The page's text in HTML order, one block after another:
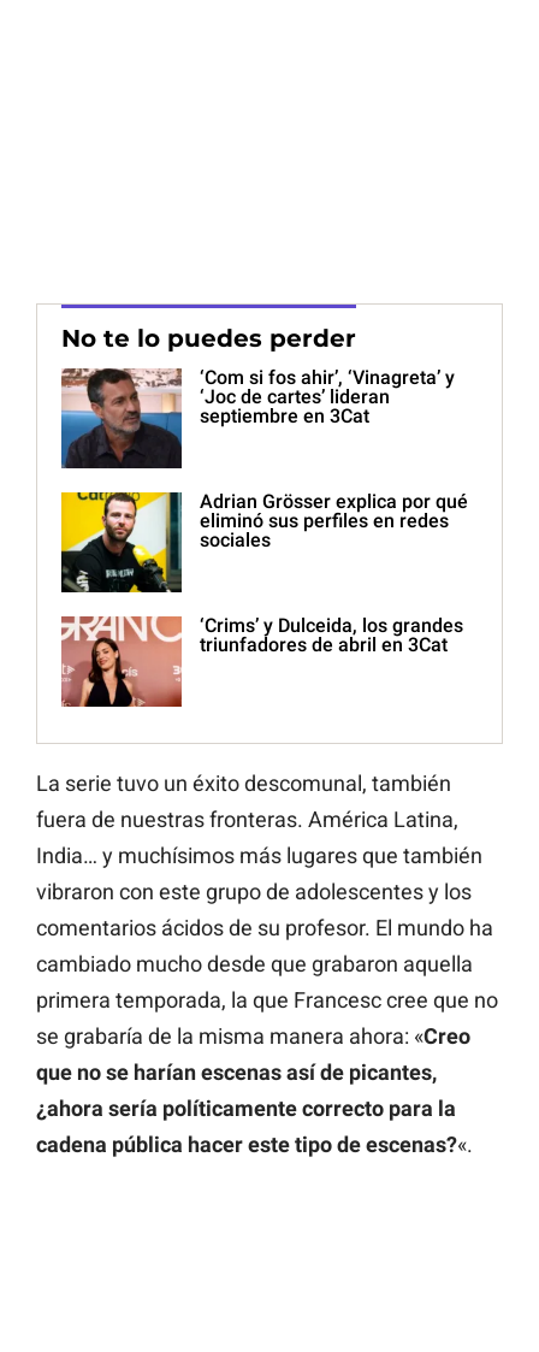
No te lo puedes perder
‘Com si fos ahir’, ‘Vinagreta’ y
‘Joc de cartes’ lideran
septiembre en 3Cat
Adrian Grösser explica por qué
eliminó sus perfiles en redes
sociales
‘Crims’ y Dulceida, los grandes
triunfadores de abril en 3Cat
La serie tuvo un éxito descomunal, también
fuera de nuestras fronteras. América Latina,
India… y muchísimos más lugares que también
vibraron con este grupo de adolescentes y los
comentarios ácidos de su profesor. El mundo ha
cambiado mucho desde que grabaron aquella
primera temporada, la que Francesc cree que no
se grabaría de la misma manera ahora: «Creo
que no se harían escenas así de picantes,
¿ahora sería políticamente correcto para la
cadena pública hacer este tipo de escenas?«.